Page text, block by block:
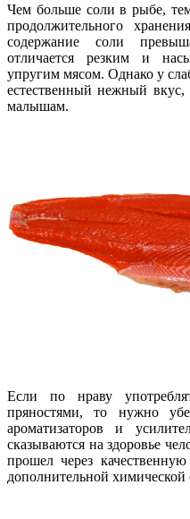
Чем больше соли в рыбе,
продолжительного
содержание соли
отличается резким и
упругим мясом. Однако у
естественный нежный
малышам.
Если по нраву
пряностями, то нужно
ароматизаторов и
сказываются на здоровье
прошел через
дополнительной химической